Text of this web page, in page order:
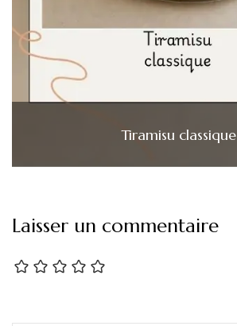
Tiramisu classique
Laisser un commentaire